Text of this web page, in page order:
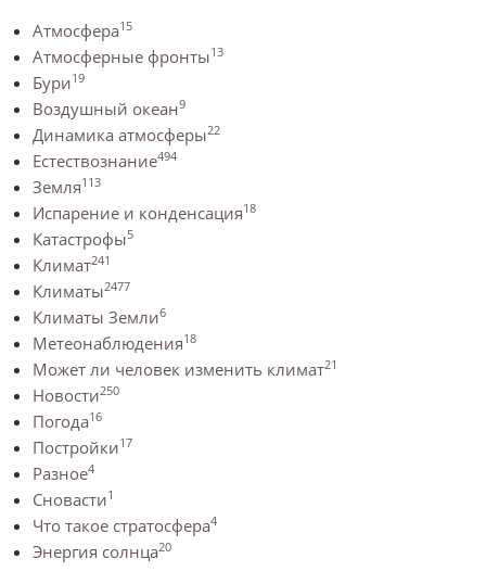
Атмосфера15
Атмосферные фронты13
Бури19
Воздушный океан9
Динамика атмосферы22
Естествознание494
Земля113
Испарение и конденсация18
Катастрофы5
Климат241
Климаты2477
Климаты Земли6
Метеонаблюдения18
Может ли человек изменить климат21
Новости250
Погода16
Постройки17
Разное4
Сновасти1
Что такое стратосфера4
Энергия солнца20